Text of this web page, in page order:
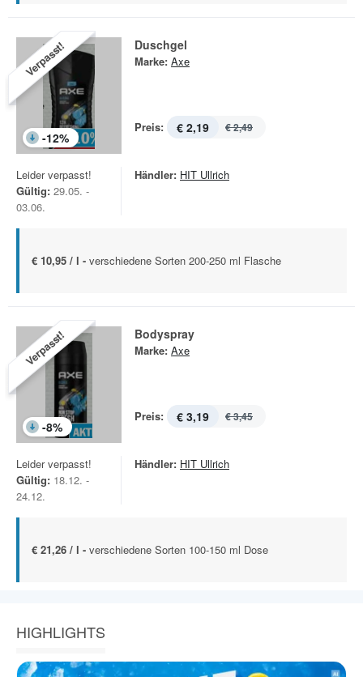
Verpasst!
-12%
Duschgel
Marke: Axe
Preis: € 2,19 € 2,49
Leider verpasst!
Gültig: 29.05. -
03.06.
Händler: HIT Ullrich
€ 10,95 / l - verschiedene Sorten 200-250 ml Flasche
Verpasst!
-8%
Bodyspray
Marke: Axe
Preis: € 3,19 € 3,45
Leider verpasst!
Gültig: 18.12. -
24.12.
Händler: HIT Ullrich
€ 21,26 / l - verschiedene Sorten 100-150 ml Dose
HIGHLIGHTS